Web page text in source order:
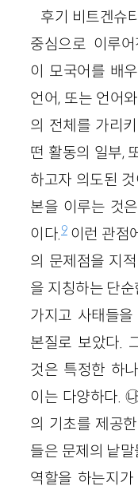
후기 비트겐슈
중심으로 이루어
이 모국어를 배
언어, 또는 언어
의 전체를 가리
떤 활동의 일부,
하고자 의도된
본을 이루는 것
이다.9이런 관점
의 문제점을 지
을 지칭하는 단
가지고 사태들
본질로 보았다.
것은 특정한 하
이는 다양하다.
의 기초를 제공
들은 문제의 낱
역할을 하는지